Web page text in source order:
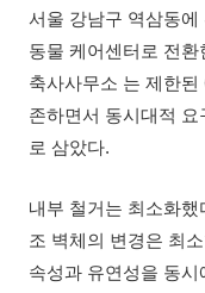
서울 강남구 역삼동
동물 케어센터로 전
축사사무소 는 제한
존하면서 동시대적
로 삼았다.
내부 철거는 최소화
조 벽체의 변경은 최
속성과 유연성을 동